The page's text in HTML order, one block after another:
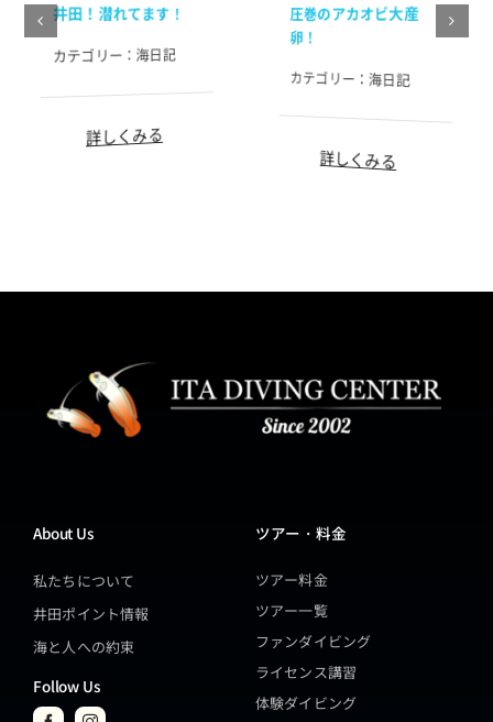
井田！潜れてます！
カテゴリー： 海日記
詳しくみる
圧巻のアカオビ大産
卵！
カテゴリー：海日記
詳しくみる
About Us
私たちについて
井田ポイント情報
海と人への約束
Follow Us
ツアー・料金
ツアー料金
ツアー一覧
ファンダイビング
ライセンス講習
体験ダイビング